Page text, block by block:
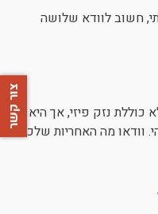
חשוב לוודא שלושה
נזק פיזי, אך היא
וודאו מה האחריות שלכם
צור קשר